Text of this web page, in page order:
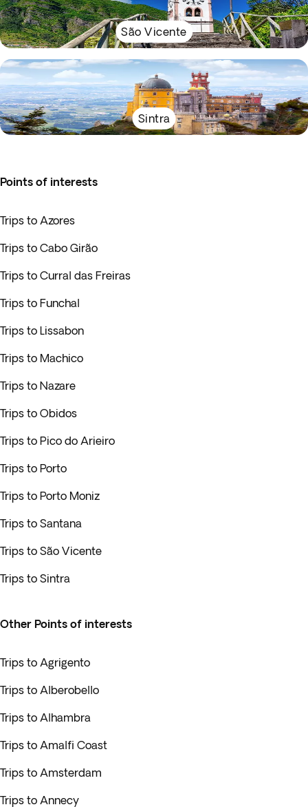
São Vicente
Sintra
Points of interests
Trips to Azores
Trips to Cabo Girão
Trips to Curral das Freiras
Trips to Funchal
Trips to Lissabon
Trips to Machico
Trips to Nazare
Trips to Obidos
Trips to Pico do Arieiro
Trips to Porto
Trips to Porto Moniz
Trips to Santana
Trips to São Vicente
Trips to Sintra
Other Points of interests
Trips to Agrigento
Trips to Alberobello
Trips to Alhambra
Trips to Amalfi Coast
Trips to Amsterdam
Trips to Annecy